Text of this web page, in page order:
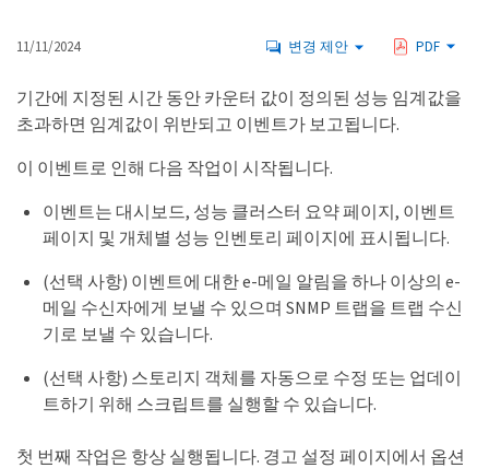
11/11/2024 변경 제안 PDF
기간에 지정된 시간 동안 카운터 값이 정의된 성능 임계값을
초과하면 임계값이 위반되고 이벤트가 보고됩니다.
이 이벤트로 인해 다음 작업이 시작됩니다.
이벤트는 대시보드, 성능 클러스터 요약 페이지, 이벤트
페이지 및 개체별 성능 인벤토리 페이지에 표시됩니다.
(선택 사항) 이벤트에 대한 e-메일 알림을 하나 이상의 e-
메일 수신자에게 보낼 수 있으며 SNMP 트랩을 트랩 수신
기로 보낼 수 있습니다.
(선택 사항) 스토리지 객체를 자동으로 수정 또는 업데이
트하기 위해 스크립트를 실행할 수 있습니다.
첫 번째 작업은 항상 실행됩니다. 경고 설정 페이지에서 옵션